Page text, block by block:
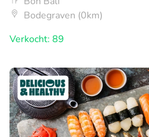
Bodegraven (0km)
Verkocht: 89